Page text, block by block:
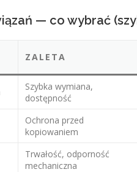
— co wybrać
ZALETA
Szybka wymiana,
dostępność
Ochrona przed
kopiowaniem
Trwałość, odporność
mechaniczna